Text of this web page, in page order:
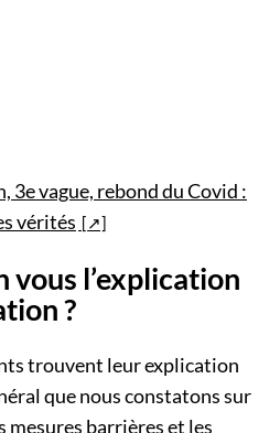
3e vague, rebond du Covid :
vérités
vous l’explication
?
trouvent leur explication
que nous constatons sur
mesures barrières et les